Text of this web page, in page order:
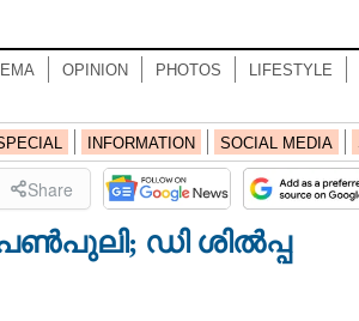
OPINION PHOTOS LIFESTYLE
INFORMATION SOCIAL MEDIA
Share
ഡി ശില്‍പ്പ